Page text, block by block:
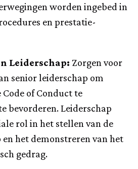
worden ingebed in
en prestatie-
Leiderschap: Zorgen voor
senior leiderschap om
of Conduct te
bevorderen. Leiderschap
rol in het stellen van de
en het demonstreren van het
gedrag.